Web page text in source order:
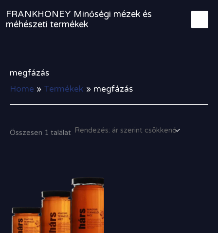
content
FRANKHONEY Minőségi mézek és
méhészeti termékek
megfázás
Home
Termékek megfázás
Összesen 1 találat
4